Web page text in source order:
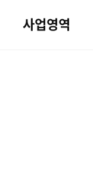
사업영역